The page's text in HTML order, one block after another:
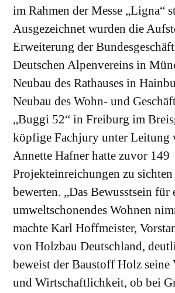
im Rahmen der Messe „Ligna“
Ausgezeichnet wurden die
Erweiterung der
Deutschen Alpenvereins in
Neubau des Rathauses in
Neubau des Wohn- und
„Buggi 52“ in Freiburg im
köpfige Fachjury unter Leitung
Annette Hafner hatte zuvor 149
Projekteinreichungen zu
bewerten. „Das Bewusstsein
umweltschonendes Wohnen
machte Karl Hoffmeister,
von Holzbau Deutschland,
beweist der Baustoff Holz
und Wirtschaftlichkeit, ob bei